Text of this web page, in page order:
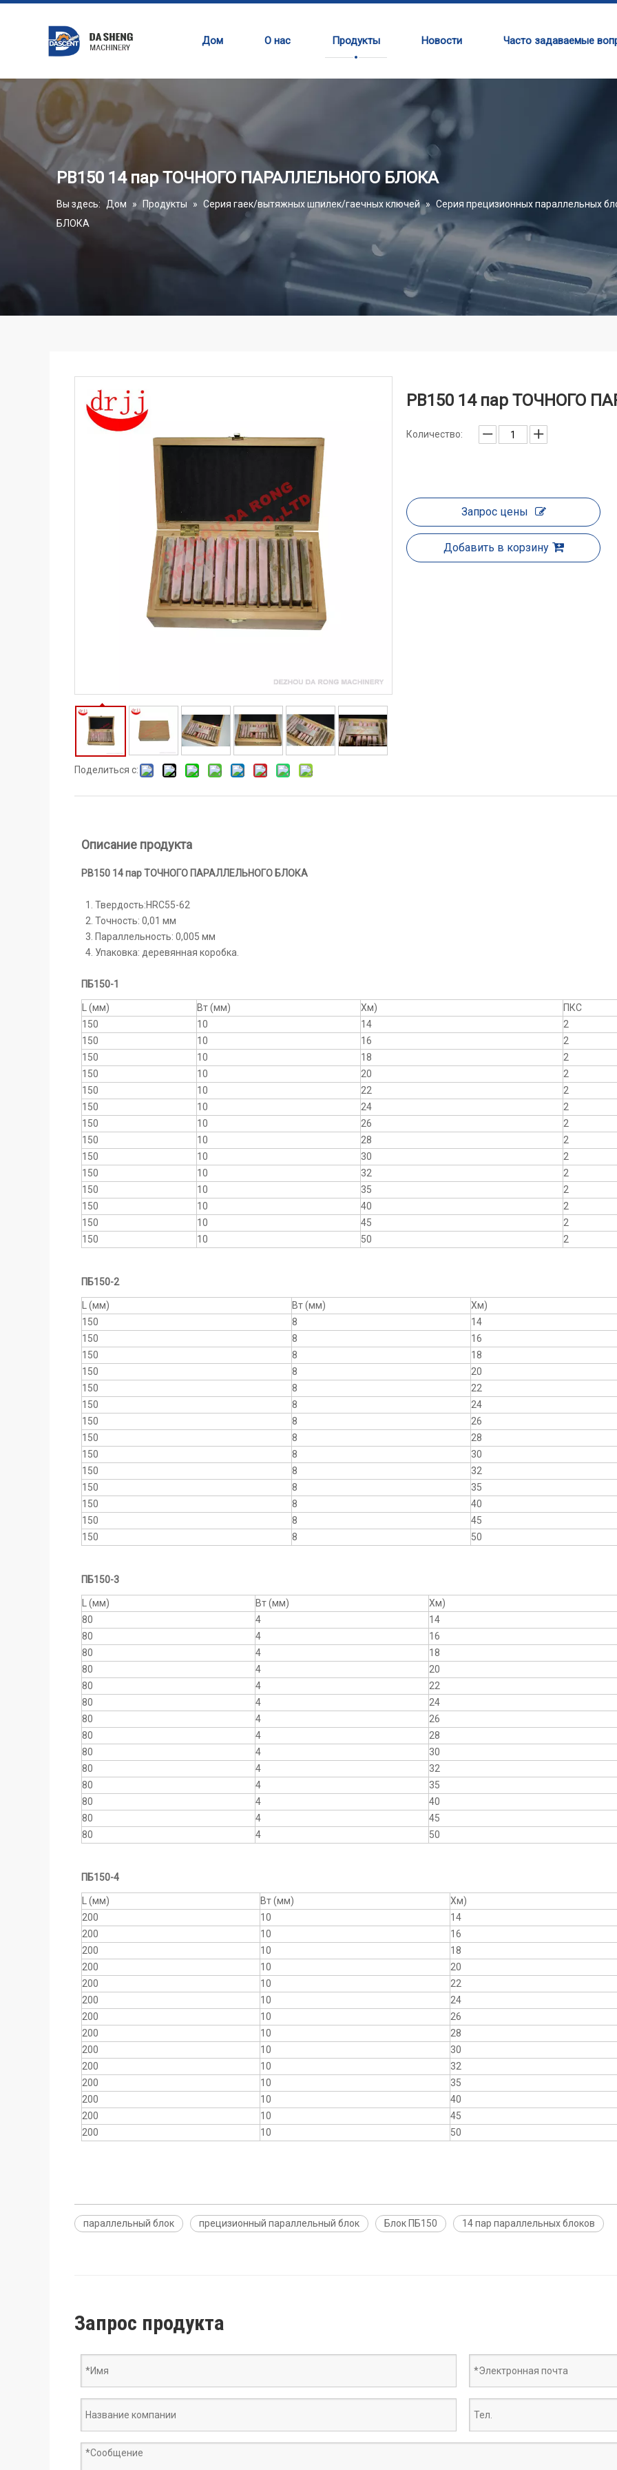
Дом О нас Продукты Новости Часто задаваемые
PB150 14 пар ТОЧНОГО ПАРАЛЛЕЛЬНОГО БЛОКА
Вы здесь: Дом » Продукты » Серия гаек/вытяжных шпилек/гаечных ключей » Серия прецизионных параллельных
БЛОКА
Поделиться с:
PB150 14 пар ТОЧНОГО
Количество:
Запрос цены
Добавить в корзину
Описание продукта
PB150 14 пар ТОЧНОГО ПАРАЛЛЕЛЬНОГО БЛОКА
Твердость:HRC55-62
Точность: 0,01 мм
Параллельность: 0,005 мм
Упаковка: деревянная коробка.
ПБ150-1
L (мм) Вт (мм) Хм)
ПКС
150
10 14
2
150
10 16
2
150
10 18
2
150
10 20
2
150
10 22
2
150
10 24
2
150
10 26
2
150
10 28
2
150
10 30
2
150
10 32
2
150
10 35
2
150
10 40
2
150
10 45
2
150
10 50 2
ПБ150-2
L (мм) Вт (мм) Хм)
150
8 14
150
8 16
150
8 18
150
8 20
150
8 22
150
8 24
150
8 26
150
8 28
150
8 30
150
8 32
150
8 35
150
8 40
150
8 45
150
8 50
ПБ150-3
L (мм) Вт (мм) Хм)
80
4 14
80
4 16
80
4 18
80
4 20
80
4 22
80
4 24
80
4 26
80
4 28
80
4 30
80
4 32
80
4 35
80
4 40
80
4 45
80
4 50
ПБ150-4
L (мм) Вт (мм) Хм)
200
10 14
200
10 16
200
10 18
200
10 20
200
10 22
200
10 24
200
10 26
200
10 28
200
10 30
200
10 32
200
10 35
200
10 40
200
10 45
200
10 50
параллельный блок прецизионный параллельный блок Блок ПБ150 14 пар параллельных блоков
Запрос продукта